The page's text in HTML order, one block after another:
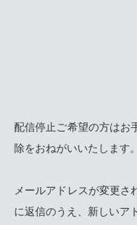
配信停止ご希望の方はお
除をおねがいいたします。
メールアドレスが変更
に返信のうえ、新しいア